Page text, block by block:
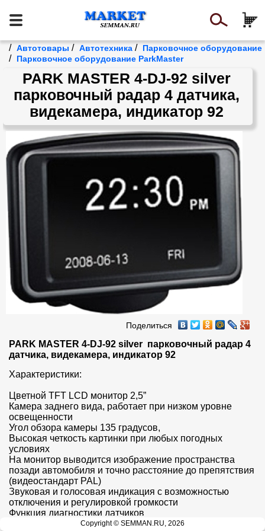
/ Автотовары / Автотехника / Парковочное оборудование
/ Парковочное оборудование ParkMaster
PARK MASTER 4-DJ-92 silver
парковочный радар 4 датчика,
видекамера, индикатор 92
Поделиться
PARK MASTER 4-DJ-92 silver  парковочный радар 4
датчика, видекамера, индикатор 92
Характеристики:
Цветной TFT LCD монитор 2,5”
Камера заднего вида, работает при низком уровне
освещенности
Угол обзора камеры 135 градусов,
Высокая четкость картинки при любых погодных
условиях
На монитор выводится изображение пространства
позади автомобиля и точно расстояние до препятствия
(видеостандарт PAL)
Звуковая и голосовая индикация с возможностью
отключения и регулировкой громкости
Функция диагностики датчиков
Функция предотвращения ложных срабатываний
Copyright © SEMMAN.RU, 2026